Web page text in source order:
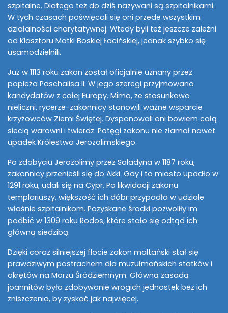
szpitalne. Dlatego też do dziś nazywani są szpitalnikami.
W tych czasach poświęcali się oni przede wszystkim
działalności charytatywnej. Wtedy byli też jeszcze zależni
od Klasztoru Matki Boskiej Łacińskiej, jednak szybko się
usamodzielnili.
Już w 1113 roku zakon został oficjalnie uznany przez
papieża Paschalisa II. W jego szeregi przyjmowano
kandydatów z całej Europy. Mimo, że stosunkowo
nieliczni, rycerze-zakonnicy stanowili ważne wsparcie
krzyżowców Ziemi Świętej. Dysponowali oni bowiem całą
siecią warowni i twierdz. Potęgi zakonu nie złamał nawet
upadek Królestwa Jerozolimskiego.
Po zdobyciu Jerozolimy przez Saladyna w 1187 roku,
zakonnicy przenieśli się do Akki. Gdy i to miasto upadło w
1291 roku, udali się na Cypr. Po likwidacji zakonu
templariuszy, większość ich dóbr przypadła w udziale
właśnie szpitalnikom. Pozyskane środki pozwoliły im
podbić w 1309 roku Rodos, które stało się odtąd ich
główną siedzibą.
Dzięki coraz silniejszej flocie zakon maltański stał się
prawdziwym postrachem dla muzułmańskich statków i
okrętów na Morzu Śródziemnym. Główną zasadą
joannitów było zdobywanie wrogich jednostek bez ich
zniszczenia, by zyskać jak najwięcej.